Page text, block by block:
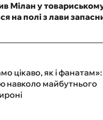
Мілан у
на полі з лави
цікаво, як і
навколо майбутнього